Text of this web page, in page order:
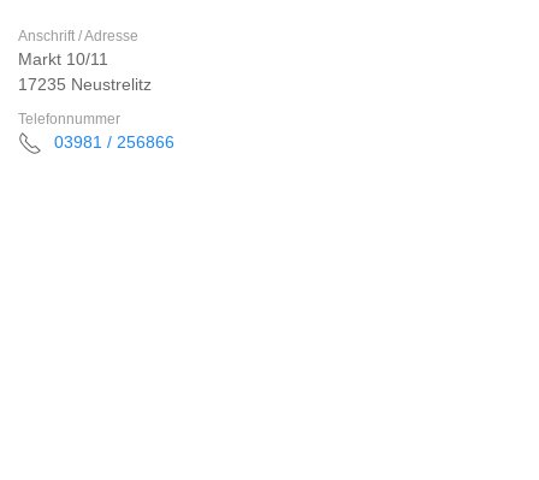
Anschrift / Adresse
Markt 10/11
17235 Neustrelitz
Telefonnummer
03981 / 256866